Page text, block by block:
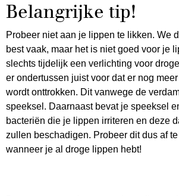
Belangrijke tip!
Probeer niet aan je lippen te likken. We
best vaak, maar het is niet goed voor je
slechts tijdelijk een verlichting voor
er ondertussen juist voor dat er nog
wordt onttrokken. Dit vanwege de
speeksel. Daarnaast bevat je speeksel
bacteriën die je lippen irriteren en deze
zullen beschadigen. Probeer dit dus af
wanneer je al droge lippen hebt!